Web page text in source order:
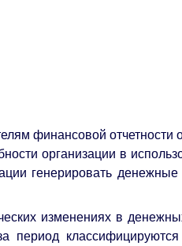
финансовой отчетности
организации в
генерировать
изменениях в
классифицируются